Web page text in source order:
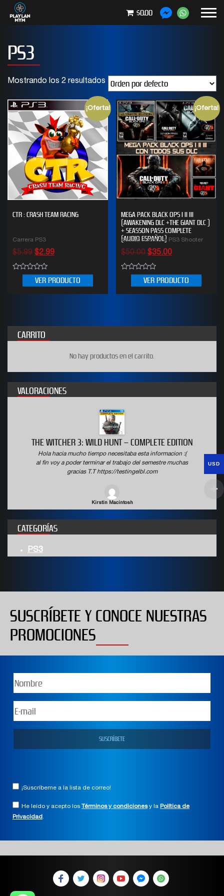
$0.00
PS3
Mostrando los 2 resultados
¡Oferta!
CTR : CRASH TEAM RACING
Carrera PS3
$5.99 $2.99
VER PRODUCTO
¡Oferta!
MEGA PACK BLACK OPS I II III
(AWAKENING DLC +THE GIANT DLC )
+ SEASSON PASS COMPLETE
(AUDIO ESPAÑOL)
Acción Aventura PS3 Shooter
$50.00 $35.00
5
VER PRODUCTO
CARRITO
No hay productos en el carrito.
VALORACIONES
THE WITCHER 3: WILD HUNT – COMPLETE EDITION
Hola hacia mucho tiempo necesitaba esta informacion :(
al fin voy a poder terminar el trabajo del semestre muchas
gracias T.T https://testingelbl.com
Kirstin Macintosh
CATEGORÍAS
PS3
SUSCRÍBETE Y CONOCE NUESTRAS
PROMOCIONES
¡Suscríbeme a la lista de correo!
He leído y acepto los Términos y condicionesy la Política de
Privacidad.
USD